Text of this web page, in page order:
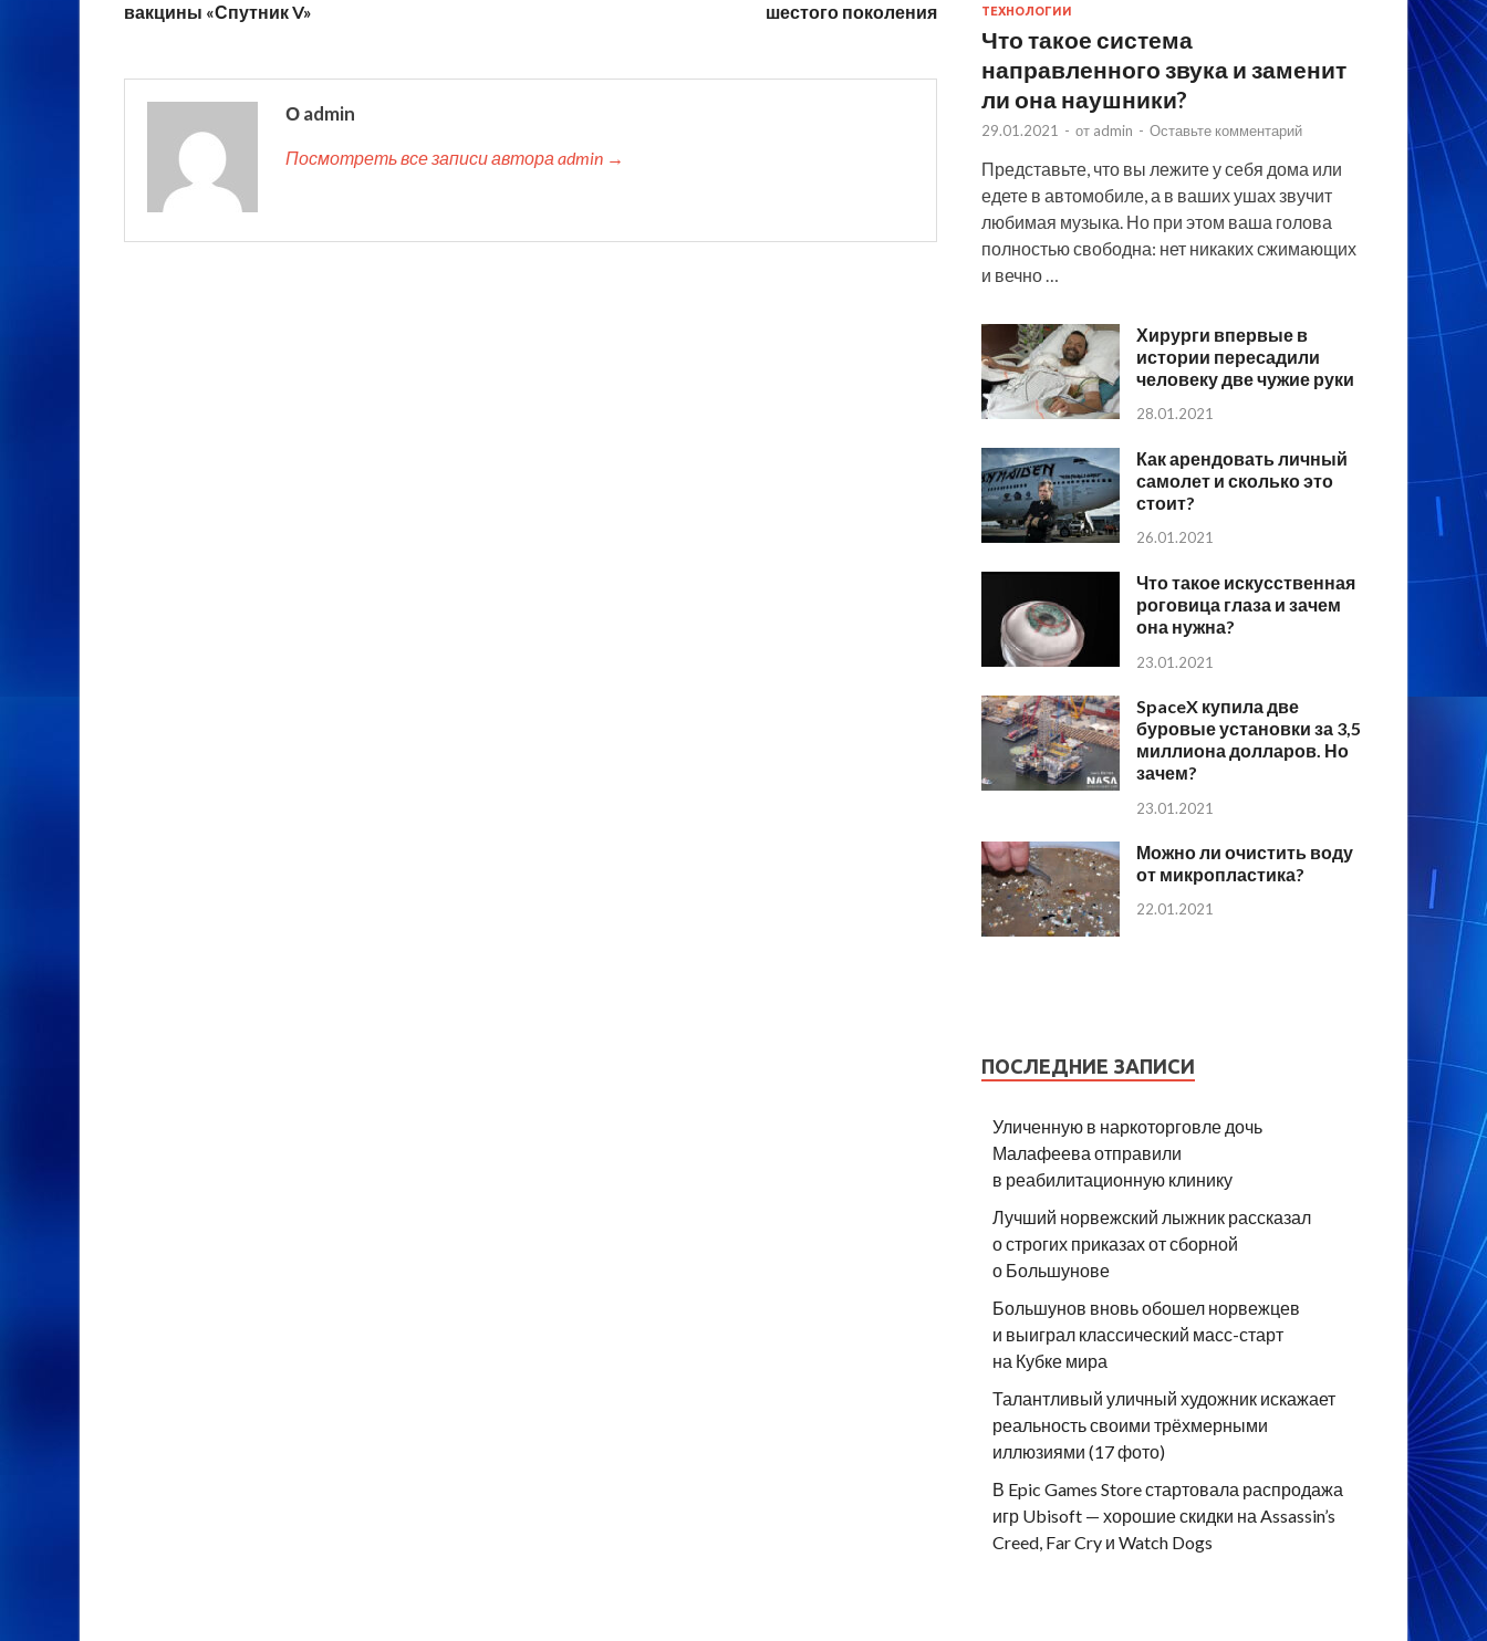
вакцины «Спутник V»
шестого поколения
О admin
Посмотреть все записи автора admin →
ТЕХНОЛОГИИ
Что такое система
направленного звука и заменит
ли она наушники?
29.01.2021 - от admin - Оставьте комментарий
Представьте, что вы лежите у себя дома или
едете в автомобиле, а в ваших ушах звучит
любимая музыка. Но при этом ваша голова
полностью свободна: нет никаких сжимающих
и вечно …
Хирурги впервые в
истории пересадили
человеку две чужие руки
28.01.2021
Как арендовать личный
самолет и сколько это
стоит?
26.01.2021
Что такое искусственная
роговица глаза и зачем
она нужна?
23.01.2021
SpaceX купила две
буровые установки за 3,5
миллиона долларов. Но
зачем?
23.01.2021
Можно ли очистить воду
от микропластика?
22.01.2021
ПОСЛЕДНИЕ ЗАПИСИ
Уличенную в наркоторговле дочь
Малафеева отправили
в реабилитационную клинику
Лучший норвежский лыжник рассказал
о строгих приказах от сборной
о Большунове
Большунов вновь обошел норвежцев
и выиграл классический масс-старт
на Кубке мира
Талантливый уличный художник искажает
реальность своими трёхмерными
иллюзиями (17 фото)
В Epic Games Store стартовала распродажа
игр Ubisoft — хорошие скидки на Assassin’s
Creed, Far Cry и Watch Dogs